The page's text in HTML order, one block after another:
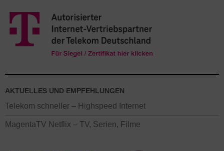
AKTUELLES UND EMPFEHLUNGEN
Telekom schneller – Highspeed Internet
MagentaTV Netflix – TV, Serien, Filme